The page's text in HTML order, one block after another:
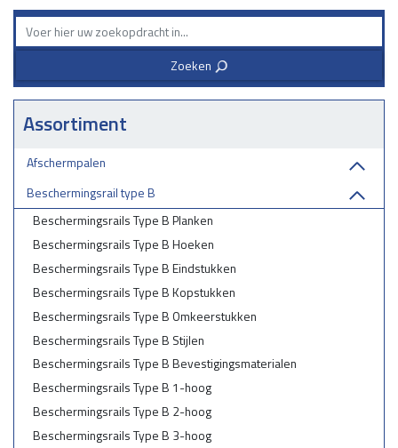
Zoeken 3
Assortiment
Afschermpalen
Beschermingsrail type B
Beschermingsrails Type B Planken
Beschermingsrails Type B Hoeken
Beschermingsrails Type B Eindstukken
Beschermingsrails Type B Kopstukken
Beschermingsrails Type B Omkeerstukken
Beschermingsrails Type B Stijlen
Beschermingsrails Type B Bevestigingsmaterialen
Beschermingsrails Type B 1-hoog
Beschermingsrails Type B 2-hoog
Beschermingsrails Type B 3-hoog
- Productiehallen en industriële faciliteiten
- Parkeerterreinen en laadperrons
- Voetgangerszones en afgebakende werkgebieden
RAILS
Kies voor een flexibele en duurzame beschermingsoplossing met de
Beschermingsrails Type B met Gebogen Rails. Neem contact met ons
op voor meer informatie of vraag een vrijblijvende offerte aan!
Optimale veiligheid met een slimme, gebogen oplossing!